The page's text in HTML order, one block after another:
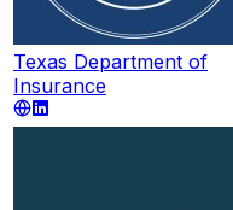
Texas Department of
Insurance